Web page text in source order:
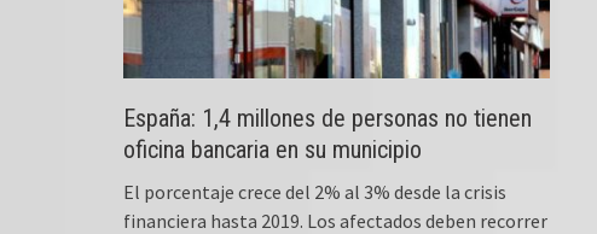
España: 1,4 millones de personas no tienen
oficina bancaria en su municipio
El porcentaje crece del 2% al 3% desde la crisis
financiera hasta 2019. Los afectados deben recorrer